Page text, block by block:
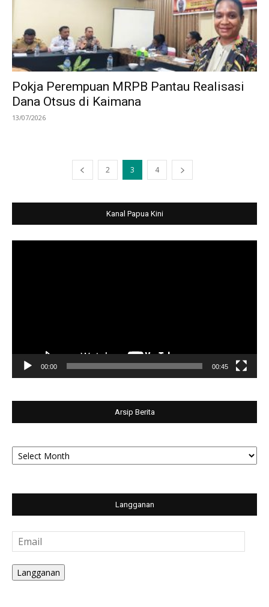
Pokja Perempuan MRPB Pantau Realisasi
Dana Otsus di Kaimana
13/07/2026
2 3 4
Kanal Papua Kini
00:00 00:45
Arsip Berita
Arsip
Berita
Langganan
Email
Langganan